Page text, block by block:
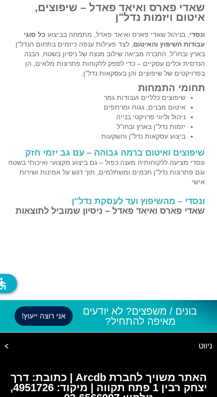
שאדי פארס ואיאד פאדל – שיפוצים,
איטום ויזמות נדל"ן
ונסדי , בניהול שאדי פארס ואיאד פאדל, מתמחה בביצוע כל סוגי
עבודות השיפוץ והאיטום , לצד פעילות ענפה כיזמים בתחום הנדל"ן
בארץ ובחו"ל. החברה מביאה שילוב מנצח של ניסיון בשטח, הבנה
הנדסית וכלים עסקיים – כדי לספק ללקוחות פתרונות מלאים, הן
בפרויקטים של שיפוצים והן בעסקאות נדל"ן.
תחומי התמחות
שיפוצים כלליים ועבודות גמר
איטום מבנים, גגות ומרתפים
ניהול וליווי פרויקטי בנייה
יזמות נדל"ן בארץ ובחו"ל
ביצוע עסקאות נדל"ן והשקעות
שיפוצים ואיטום ברמה גבוהה – עם גב יזמי חזק
ונסדי מציעה ללקוחותיה מענה כפול – גם ביצוע מקצועי ואיכותי בשטח
וגם פתרונות נדל"ן חכמים ומשתלמים, תוך דגש על אמינות ושירות
אישי.
ונסדי – מהשיפוץ ועד לעסקת נדל"ן
שאדי פארס ואיאד פאדל – ניסיון שמוביל לתוצאות
בונים / משפצים? לא יודעים
מאיפה להתחיל?
אני רוצה ייעוץ!
ניווט
האתר משויך לחברת Arcdb | כתובת: דרך
יצחק רבין 1 פתח תקווה | מיקוד: 4951726,